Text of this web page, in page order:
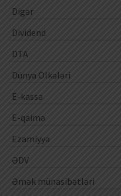
Digər
Dividend
DTA
Dünya Ölkələri
E-kassa
E-qaimə
Ezamiyyə
ƏDV
Əmək münasibətləri